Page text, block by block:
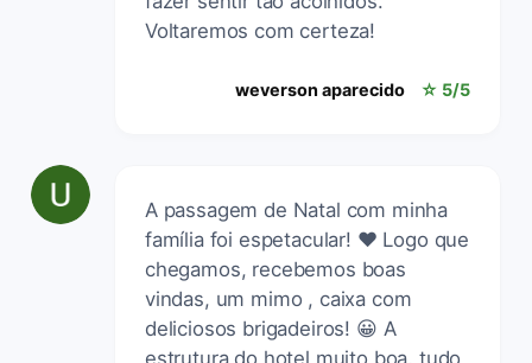
Voltaremos com certeza!
weverson aparecido ☆ 5/5
A passagem de Natal com minha
família foi espetacular! ❤️ Logo que
chegamos, recebemos boas
vindas, um mimo , caixa com
deliciosos brigadeiros! 😀 A
estrutura do hotel muito boa, tudo